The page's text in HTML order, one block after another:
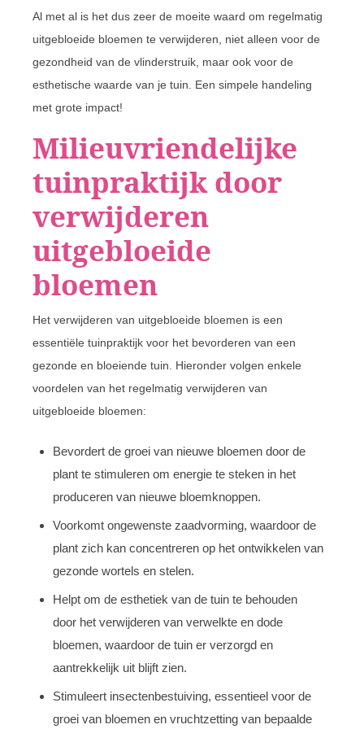
Al met al is het dus zeer de moeite waard om regelmatig
uitgebloeide bloemen te verwijderen, niet alleen voor de
gezondheid van de vlinderstruik, maar ook voor de
esthetische waarde van je tuin. Een simpele handeling
met grote impact!
Milieuvriendelijke
tuinpraktijk door
verwijderen
uitgebloeide
bloemen
Het verwijderen van uitgebloeide bloemen is een
essentiële tuinpraktijk voor het bevorderen van een
gezonde en bloeiende tuin. Hieronder volgen enkele
voordelen van het regelmatig verwijderen van
uitgebloeide bloemen:
Bevordert de groei van nieuwe bloemen door de
plant te stimuleren om energie te steken in het
produceren van nieuwe bloemknoppen.
Voorkomt ongewenste zaadvorming, waardoor de
plant zich kan concentreren op het ontwikkelen van
gezonde wortels en stelen.
Helpt om de esthetiek van de tuin te behouden
door het verwijderen van verwelkte en dode
bloemen, waardoor de tuin er verzorgd en
aantrekkelijk uit blijft zien.
Stimuleert insectenbestuiving, essentieel voor de
groei van bloemen en vruchtzetting van bepaalde